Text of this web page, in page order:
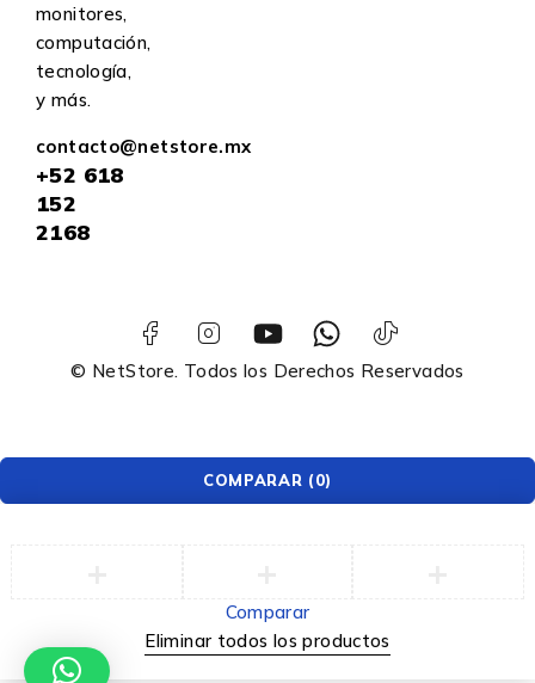
monitores,
computación,
tecnología,
y más.
contacto@netstore.mx
+52 618
152
2168
© NetStore. Todos los Derechos Reservados
COMPARAR (0)
Comparar
Eliminar todos los productos